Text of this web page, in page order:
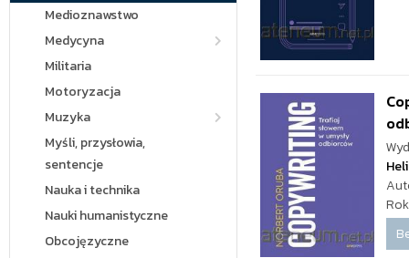
Medioznawstwo
Medycyna
Militaria
Motoryzacja
Muzyka
Myśli, przysłowia,
sentencje
Nauka i technika
Nauki humanistyczne
Obcojęzyczne